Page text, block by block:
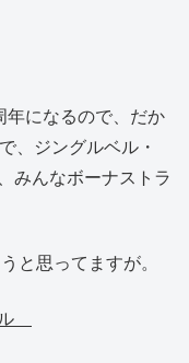
年になるので、だか
、ジングルベル・
みんなボーナストラ
と思ってますが。
ル